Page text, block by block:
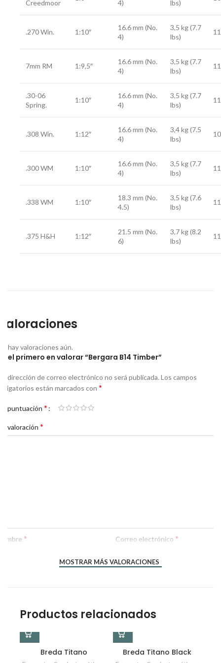
Creedmoor 4) lbs)
.270 Win. 1:10″
16.6 mm (No.
4)
3,5 kg (7.7
lbs)
7mm RM 1:9,5″
16.6 mm (No.
4)
3,5 kg (7.7
lbs)
.30-06
Spring.
1:10″
16.6 mm (No.
4)
3,5 kg (7.7
lbs)
.308 Win. 1:12″
16.6 mm (No.
4)
3,4 kg (7.5
lbs)
.300 WM 1:10″
16.6 mm (No.
4)
3,5 kg (7.7
lbs)
.338 WM 1:10″
18.3 mm (No.
4.5)
3,5 kg (7.6
lbs)
.375 H&H 1:12″
21.5 mm (No.
6)
3,7 kg (8.2
lbs)
hay valoraciones aún.
el primero en valorar “Bergara B14 Timber”
dirección de correo electrónico no será publicada.Los campos
están marcados con *
puntuación *
valoración *
* Correo electrónico *
MOSTRAR MÁS VALORACIONES
Productos relacionados
Breda Titano Breda Titano Black